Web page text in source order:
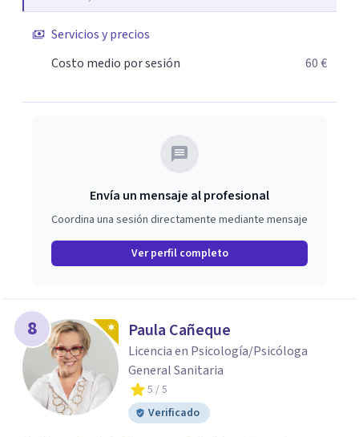
aprendido a manejar tus emociones de forma autónoma y
el futuro con mayor bienestar y fortaleza
Servicios y precios
Costo medio por sesión
60 €
Envía un mensaje al profesional
Coordina una sesión directamente mediante mensaje
Ver perfil completo
8 Paula Cañeque
Licencia en Psicología/Psicóloga
General Sanitaria
5 / 5
Verificado